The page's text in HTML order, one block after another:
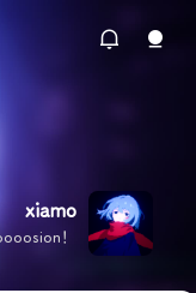
xiamo
！